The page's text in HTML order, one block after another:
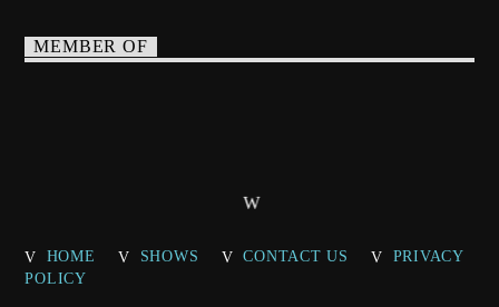
MEMBER OF
HOME SHOWS CONTACT US
PRIVACY
POLICY